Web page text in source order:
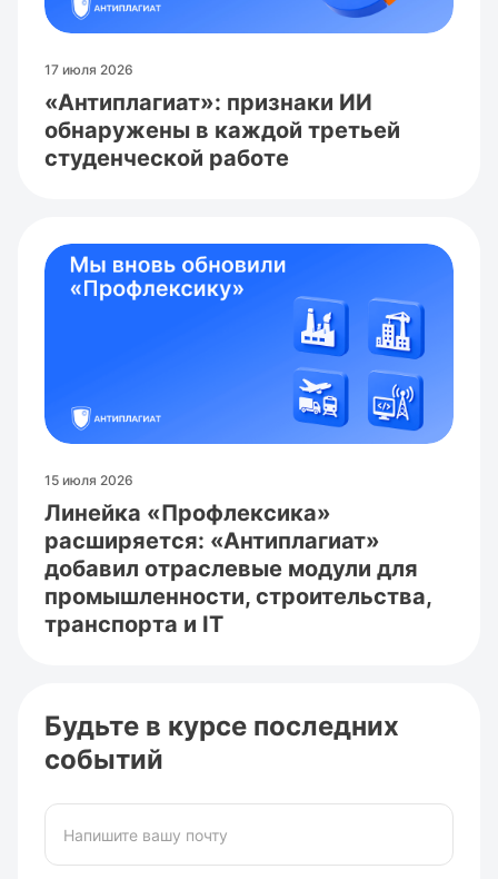
17 июля 2026
«Антиплагиат»: признаки ИИ
обнаружены в каждой третьей
студенческой работе
15 июля 2026
Линейка «Профлексика»
расширяется: «Антиплагиат»
добавил отраслевые модули для
промышленности, строительства,
транспорта и IT
Будьте в курсе последних
событий